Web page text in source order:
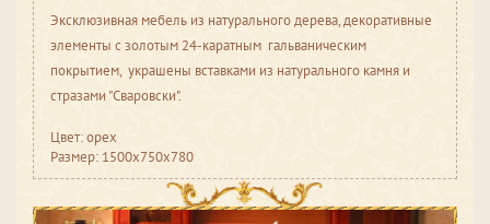
Эксклюзивная мебель из натурального дерева, декоративные
элементы с золотым 24-каратным гальваническим
покрытием, украшены вставками из натурального камня и
стразами "Сваровски".
Цвет: орех
Размер: 1500x750x780